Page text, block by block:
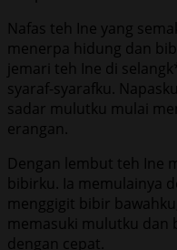
Nafas teh Ine yang
menerpa hidung dan
jemari teh Ine di
syaraf-syarafku.
sadar mulutku mulai
erangan.
Dengan lembut teh Ine
bibirku. Ia memulainya
menggigit bibir
memasuki mulutku
dengan cepat.